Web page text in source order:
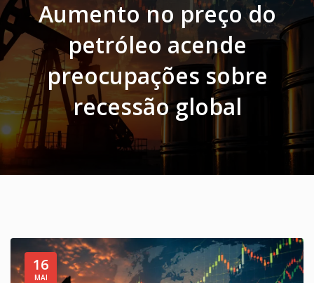
Aumento no preço do
petróleo acende
preocupações sobre
recessão global
16
MAI